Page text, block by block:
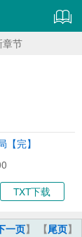
章节
完】
TXT下载
一页】 【尾页】